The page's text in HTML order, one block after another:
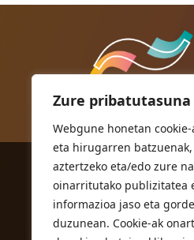
Zure
Webgune honetan
eta hirugarren
aztertzeko eta/edo zure
oinarritutako publizitatea
informazioa jaso eta
duzunean. Cookie-ak
ORIOKO UDALA
Herriko plaza,1
20810 Orio
T. 943 83 03 46